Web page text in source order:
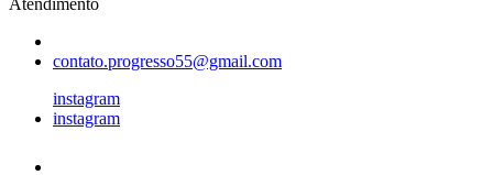
contato.progresso55@gmail.com
instagram
instagram